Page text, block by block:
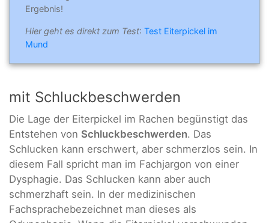
Ergebnis!
Hier geht es direkt zum Test: Test Eiterpickel im
Mund
mit Schluckbeschwerden
Die Lage der Eiterpickel im Rachen begünstigt das
Entstehen von Schluckbeschwerden. Das
Schlucken kann erschwert, aber schmerzlos sein. In
diesem Fall spricht man im Fachjargon von einer
Dysphagie. Das Schlucken kann aber auch
schmerzhaft sein. In der medizinischen
Fachsprachebezeichnet man dieses als